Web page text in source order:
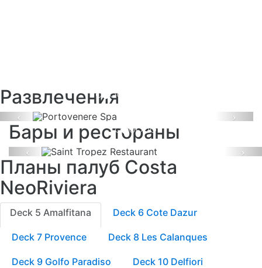
Развлечения
Previous Next
Бары и рестораны
Находится на 6 палубе.
Previous
Планы палуб Costa
NeoRiviera
Deck 5 Amalfitana Deck 6 Cote Dazur
Deck 7 Provence Deck 8 Les Calanques
Deck 9 Golfo Paradiso Deck 10 Delfiori